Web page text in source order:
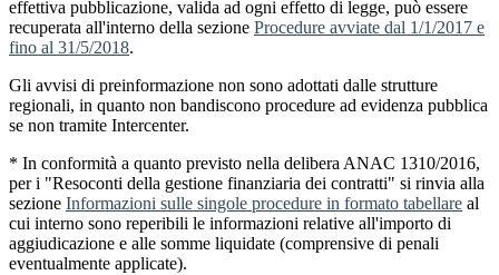
effettiva pubblicazione, valida ad ogni effetto di legge, può essere
recuperata all'interno della sezione Procedure avviate dal 1/1/2017 e
fino al 31/5/2018.
Gli avvisi di preinformazione non sono adottati dalle strutture
regionali, in quanto non bandiscono procedure ad evidenza pubblica
se non tramite Intercenter.
* In conformità a quanto previsto nella delibera ANAC 1310/2016,
per i "Resoconti della gestione finanziaria dei contratti" si rinvia alla
sezione Informazioni sulle singole procedure in formato tabellare al
cui interno sono reperibili le informazioni relative all'importo di
aggiudicazione e alle somme liquidate (comprensive di penali
eventualmente applicate).